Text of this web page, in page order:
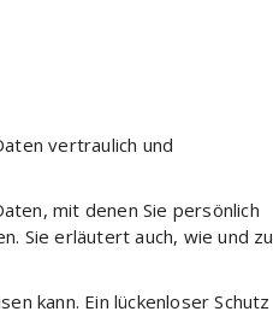
vertraulich und
mit denen Sie persönlich
Sie erläutert auch, wie und zu
kann. Ein lückenloser Schutz